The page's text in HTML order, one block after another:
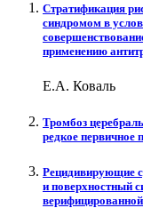
Cтратификация
синдромом в
применению
Е.А. Коваль
Тромбоз
редкое первичное
Рецидивирующие
и поверхностный